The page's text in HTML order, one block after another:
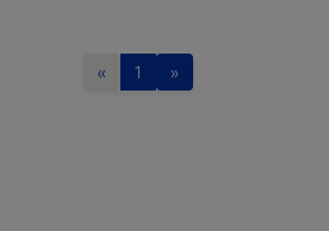
« 1 »